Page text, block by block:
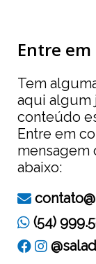
Entre
Tem
aqui algum
conteúdo
Entre em
mensagem
abaixo:
(54)